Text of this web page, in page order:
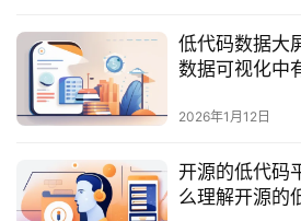
联
系
我
们
低代码数据大
数据可视化中
2026年1月12日
开源的低代码
么理解开源的